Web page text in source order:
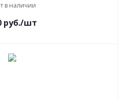
в наличии
руб./шт